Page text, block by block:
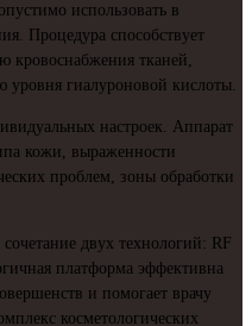
использовать в
Процедура способствует
кровоснабжения тканей,
гиалуроновой кислоты.
настроек. Аппарат
кожи, выраженности
проблем, зоны обработки
двух технологий: RF
платформа эффективна
и помогает врачу
косметологических